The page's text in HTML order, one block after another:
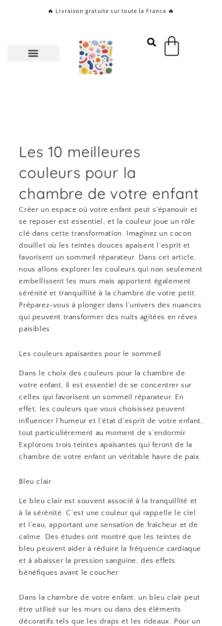
🔥 Livraison gratuite sur toute la France 🔥
Panier
Les 10 meilleures
couleurs pour la
chambre de votre enfant
Créer un espace où votre enfant peut s’épanouir et
se reposer est essentiel, et la couleur joue un rôle
clé dans cette transformation. Imaginez un cocon
douillet où les teintes douces apaisent l’esprit et
favorisent un sommeil réparateur. Dans cet article,
nous allons explorer les couleurs qui non seulement
embellissent les murs mais apportent également
sérénité et tranquillité à la chambre de votre petit.
Préparez-vous à plonger dans l’univers des nuances
qui peuvent transformer des nuits agitées en rêves
paisibles.
Les couleurs apaisantes pour le sommeil
Dans le choix des couleurs pour la chambre de
votre enfant, il est essentiel de se concentrer sur
celles qui favorisent un sommeil réparateur. En
effet, les couleurs que vous choisissez peuvent
influencer l’humeur et l’état d’esprit de votre enfant,
tout particulièrement au moment de s’endormir.
Explorons trois teintes apaisantes qui feront de la
chambre de votre enfant un véritable havre de paix.
Bleu clair
Le bleu clair est souvent associé à la tranquillité et
à la sérénité. C’est une couleur qui rappelle le ciel
et l’eau, apportant une sensation de fraîcheur et de
calme. Des études ont montré que les teintes de
bleu peuvent aider à réduire la fréquence cardiaque
et à abaisser la pression sanguine, des effets
bénéfiques avant le coucher.
Dans la chambre de votre enfant, un bleu clair peut
être utilisé sur les murs ou dans des éléments
décoratifs tels que les draps et les rideaux. Pour un